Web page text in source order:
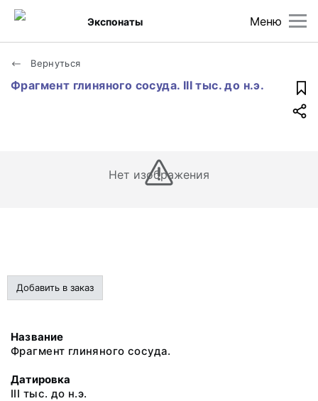
Меню
Экспонаты
Вернуться
Фрагмент глиняного сосуда. III тыс. до н.э.
Нет изображения
Добавить в заказ
Название
Фрагмент глиняного сосуда.
Датировка
III тыс. до н.э.